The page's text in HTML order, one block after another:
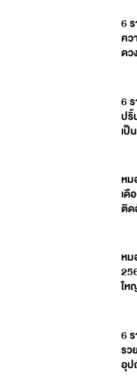
6
คว
ด
6
ปริ้
เป็
หม
เดื
ติด
หม
ให
6
รว
อุป